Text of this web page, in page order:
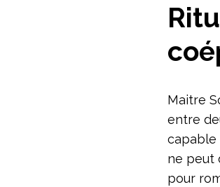
Maitre
entre
capable
ne peut
pour